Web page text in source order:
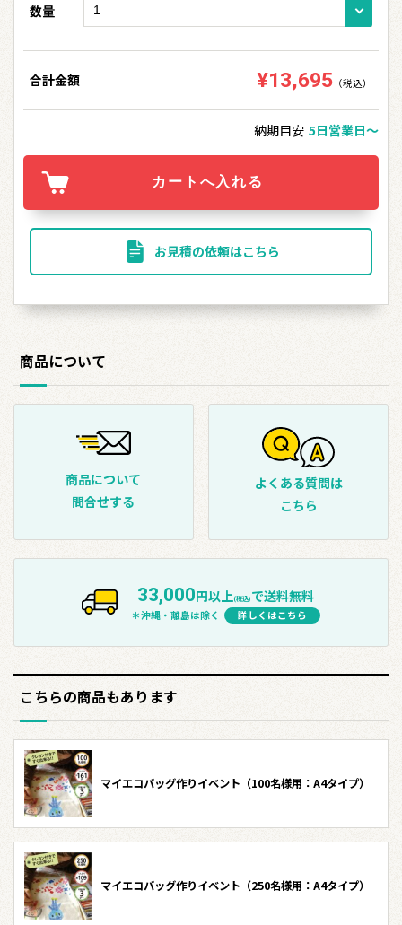
数量
合計金額 ¥13,695 （税込）
納期目安 5日営業日〜
お見積の依頼はこちら
商品について
商品について
問合せする
よくある質問は
こちら
33,000円以上 (税込) で送料無料
＊沖縄・離島は除く 詳しくはこちら
こちらの商品もあります
マイエコバッグ作りイベント（100名様用：A4タイプ）
マイエコバッグ作りイベント（250名様用：A4タイプ）